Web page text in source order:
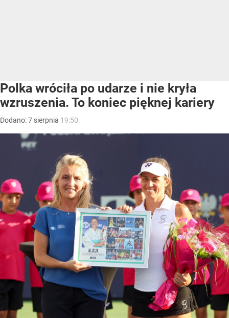
Polka wróciła po udarze i nie kryła
wzruszenia. To koniec pięknej kariery
Dodano:7 sierpnia 19:50